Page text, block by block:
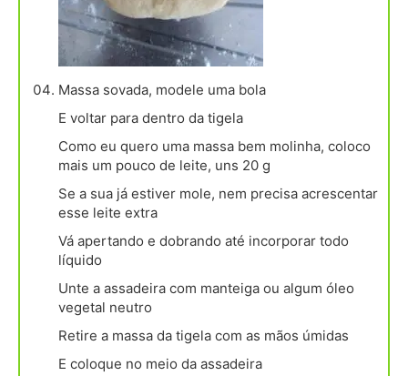
Massa sovada, modele uma bola
E voltar para dentro da tigela
Como eu quero uma massa bem molinha, coloco
mais um pouco de leite, uns 20 g
Se a sua já estiver mole, nem precisa acrescentar
esse leite extra
Vá apertando e dobrando até incorporar todo
líquido
Unte a assadeira com manteiga ou algum óleo
vegetal neutro
Retire a massa da tigela com as mãos úmidas
E coloque no meio da assadeira